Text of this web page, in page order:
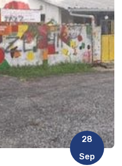
28
Sep